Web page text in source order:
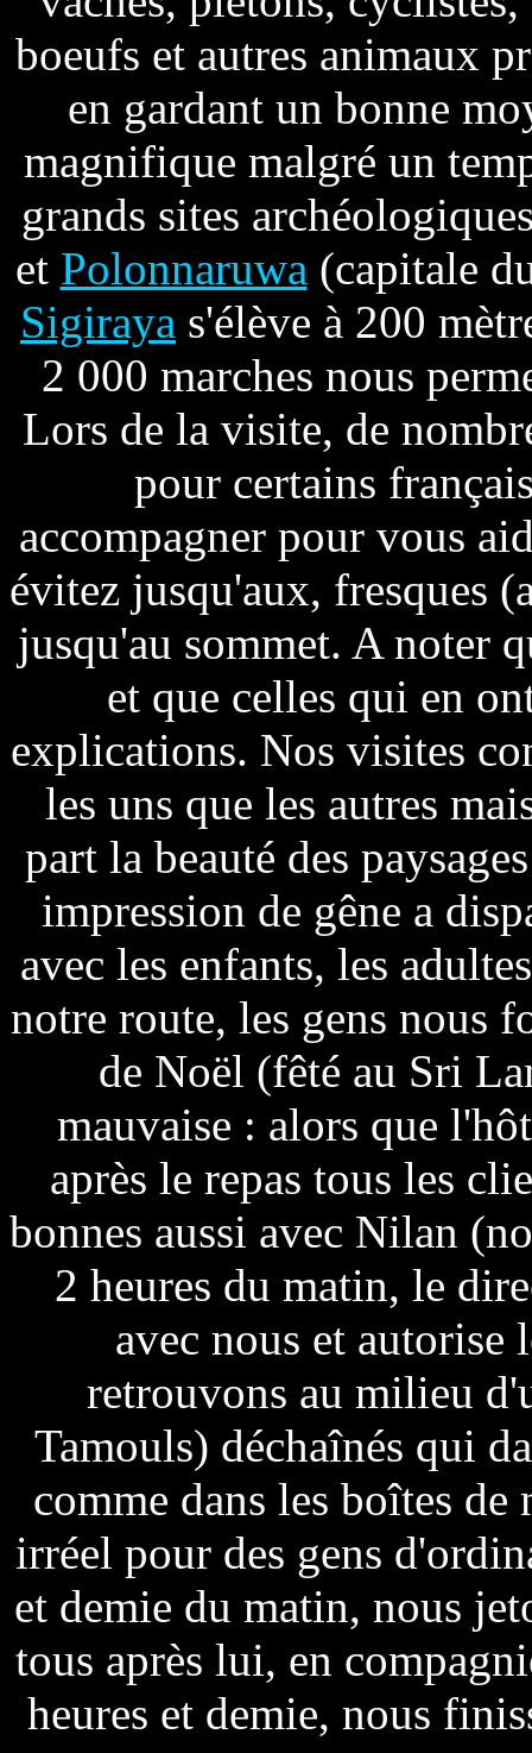
boeufs et autres animaux
en gardant un bonne
magnifique malgré un
grands sites
et Polonnaruwa (capitale
Sigiraya s'élève à 200
2 000 marches nous
Lors de la visite, de
pour certains
accompagner pour vous
évitez jusqu'aux, fresques
jusqu'au sommet. A noter
et que celles qui en
explications. Nos visites
les uns que les autres
part la beauté des
impression de gêne a
avec les enfants, les
notre route, les gens nous
de Noël (fêté au Sri
mauvaise : alors que
après le repas tous les
bonnes aussi avec Nilan
2 heures du matin, le
avec nous et autorise
retrouvons au milieu
Tamouls) déchaînés qui
comme dans les boîtes
irréel pour des gens
et demie du matin, nous
tous après lui, en
heures et demie, nous